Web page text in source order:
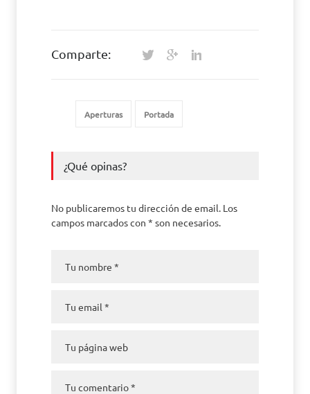
Comparte:
Aperturas Portada
¿Qué opinas?
No publicaremos tu dirección de email. Los
campos marcados con * son necesarios.